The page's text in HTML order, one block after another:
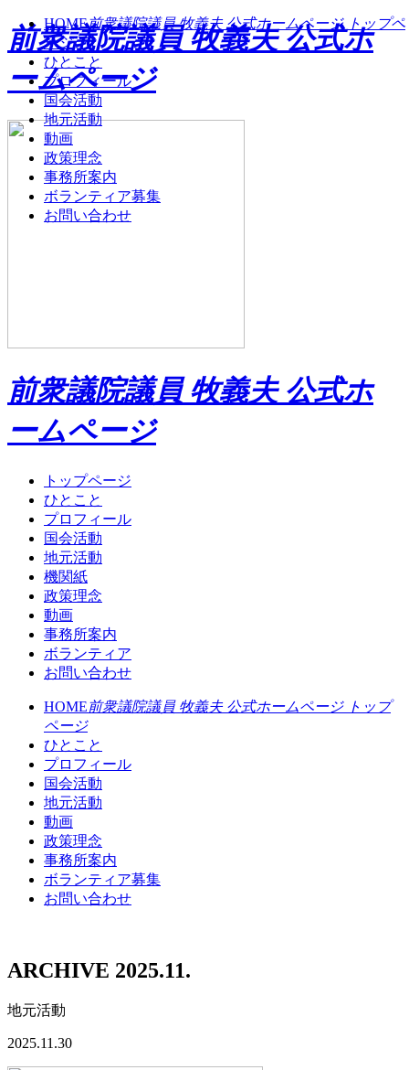
前衆議院議員 牧義夫 公式ホ
ームページ
前衆議院議員 牧義夫 公式ホ
ームページ
トップページ
ひとこと
プロフィール
国会活動
地元活動
機関紙
政策理念
動画
事務所案内
ボランティア
お問い合わせ
HOME前衆議院議員 牧義夫 公式ホームページ トップ
ページ
ひとこと
プロフィール
国会活動
地元活動
動画
政策理念
事務所案内
ボランティア募集
お問い合わせ
ARCHIVE 2025.11.
地元活動
2025.11.30
HOME前衆議院議員 牧義夫 公式ホームページ トップペ
ージ
ひとこと
プロフィール
国会活動
地元活動
動画
政策理念
事務所案内
ボランティア募集
お問い合わせ